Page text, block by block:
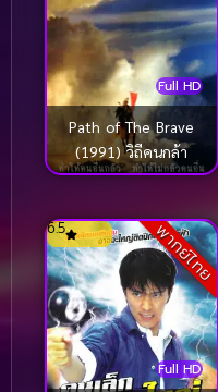
Full HD
Path of The Brave
(1991) วิถีคนกล้า
พากย์ไทย
Full HD
6.5